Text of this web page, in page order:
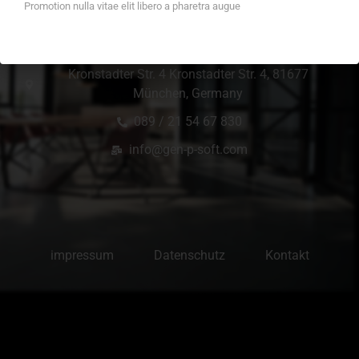
Kronstadter Str. 4 Kronstadter Str. 4, 81677
München, Germany
089 / 21 54 67 830
info@gen-p-soft.com
impressum Datenschutz Kontakt
Promotion nulla vitae elit libero a pharetra augue